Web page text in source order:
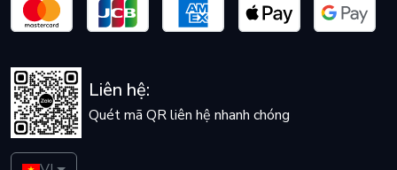
Liên hệ:
Quét mã QR liên hệ nhanh chóng